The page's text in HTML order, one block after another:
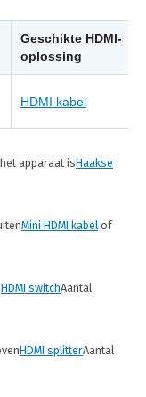
Geschikte HDMI-
oplossing
HDMI kabel
apparaat isHaakse
Mini HDMI kabel of
HDMI switchAantal
HDMI splitterAantal